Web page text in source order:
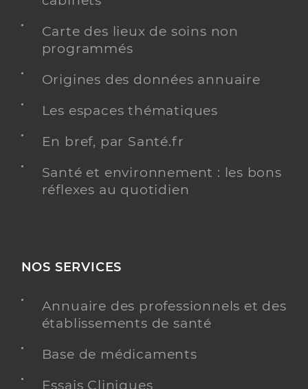
Carte des lieux de soins non
programmés
Origines des données annuaire
Les espaces thématiques
En bref, par Santé.fr
Santé et environnement : les bons
réflexes au quotidien
NOS SERVICES
Annuaire des professionnels et des
établissements de santé
Base de médicaments
Essais Cliniques